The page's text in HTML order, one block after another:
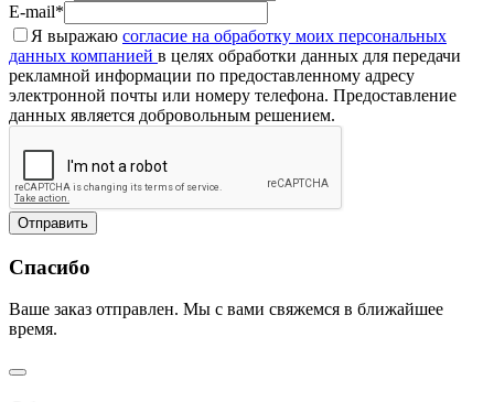
E-mail*
Я выражаю согласие на обработку моих персональных
данных компанией в целях обработки данных для передачи
рекламной информации по предоставленному адресу
электронной почты или номеру телефона. Предоставление
данных является добровольным решением.
Отправить
Спасибо
Ваше заказ отправлен. Мы с вами свяжемся в ближайшее
время.